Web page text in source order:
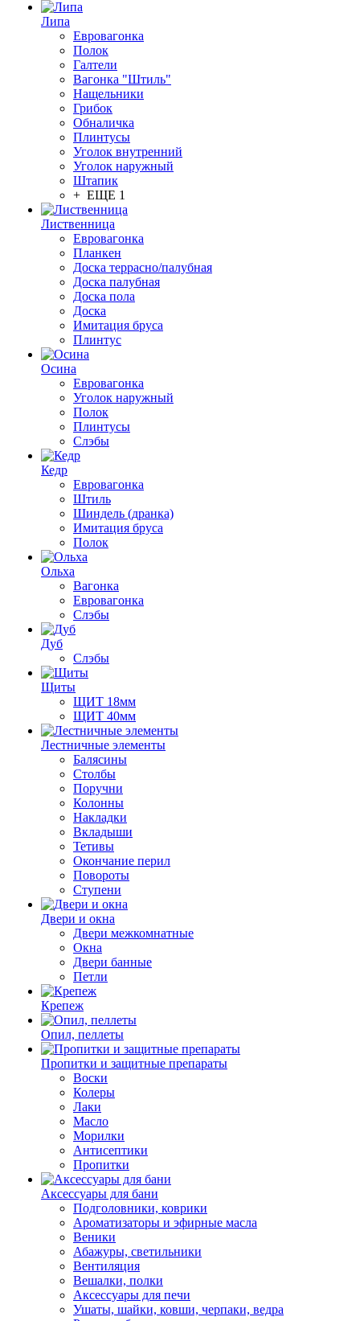
Липа
Евровагонка
Полок
Галтели
Вагонка "Штиль"
Нащельники
Грибок
Обналичка
Плинтусы
Уголок внутренний
Уголок наружный
Штапик
+ ЕЩЕ 1
Лиственница
Евровагонка
Планкен
Доска террасно/палубная
Доска палубная
Доска пола
Доска
Имитация бруса
Плинтус
Осина
Евровагонка
Уголок наружный
Полок
Плинтусы
Слэбы
Кедр
Евровагонка
Штиль
Шиндель (дранка)
Имитация бруса
Полок
Ольха
Вагонка
Евровагонка
Слэбы
Дуб
Слэбы
Щиты
ЩИТ 18мм
ЩИТ 40мм
Лестничные элементы
Балясины
Столбы
Поручни
Колонны
Накладки
Вкладыши
Тетивы
Окончание перил
Повороты
Ступени
Двери и окна
Двери межкомнатные
Окна
Двери банные
Петли
Крепеж
Опил, пеллеты
Пропитки и защитные препараты
Воски
Колеры
Лаки
Масло
Морилки
Антисептики
Пропитки
Аксессуары для бани
Подголовники, коврики
Ароматизаторы и эфирные масла
Веники
Абажуры, светильники
Вентиляция
Вешалки, полки
Аксессуары для печи
Ушаты, шайки, ковши, черпаки, ведра